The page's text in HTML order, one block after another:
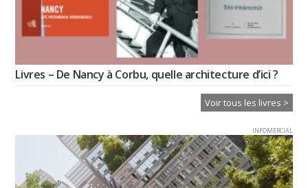
Livres – De Nancy à Corbu, quelle architecture d’ici ?
Voir tous les livres >
INFOMERCIAL